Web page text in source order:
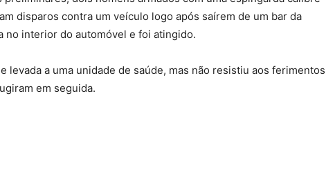
disparos contra um veículo logo após saírem de um bar da
no interior do automóvel e foi atingido.
levada a uma unidade de saúde, mas não resistiu aos ferimentos
em seguida.